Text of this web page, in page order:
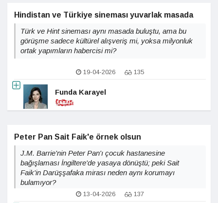
Hindistan ve Türkiye sineması yuvarlak masada
Türk ve Hint sineması aynı masada buluştu, ama bu
görüşme sadece kültürel alışveriş mi, yoksa milyonluk
ortak yapımların habercisi mi?
19-04-2026 135
Funda Karayel
Peter Pan Sait Faik'e örnek olsun
J.M. Barrie'nin Peter Pan'ı çocuk hastanesine
bağışlaması İngiltere'de yasaya dönüştü; peki Sait
Faik'in Darüşşafaka mirası neden aynı korumayı
bulamıyor?
13-04-2026 137